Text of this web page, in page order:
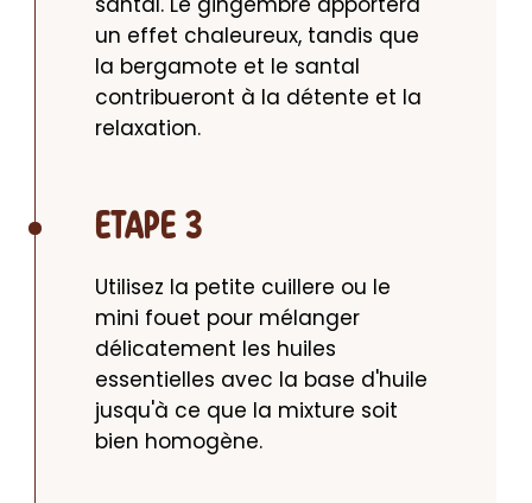
un effet chaleureux, tandis que
la bergamote et le santal
contribueront à la détente et la
relaxation.
ETAPE 3
Utilisez la petite cuillere ou le
mini fouet pour mélanger
délicatement les huiles
essentielles avec la base d'huile
jusqu'à ce que la mixture soit
bien homogène.